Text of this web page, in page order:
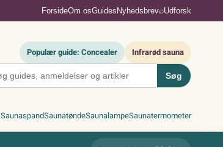
ForsideOm osGuidesNyhedsbrev⌕Udforsk
Populær guide: Concealer Infrarød sauna
Søg
SaunaspandSaunatøndeSaunalampeSaunatermometer